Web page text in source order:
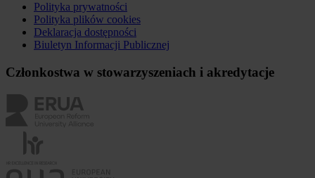
Polityka prywatności
Polityka plików cookies
Deklaracja dostępności
Biuletyn Informacji Publicznej
Członkostwa w stowarzyszeniach i akredytacje